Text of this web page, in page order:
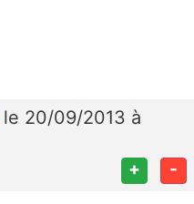
le 20/09/2013 à
+ -